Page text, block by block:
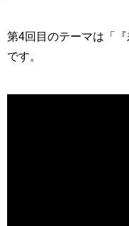
学
在
生
方
第4回目のテーマは「
です。